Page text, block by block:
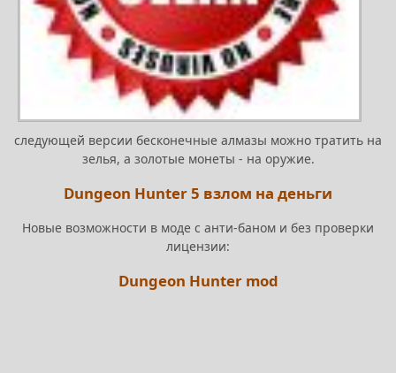
следующей версии бесконечные алмазы можно тратить на
зелья, а золотые монеты - на оружие.
Dungeon Hunter 5 взлом на деньги
Новые возможности в моде с анти-баном и без проверки
лицензии:
Dungeon Hunter mod